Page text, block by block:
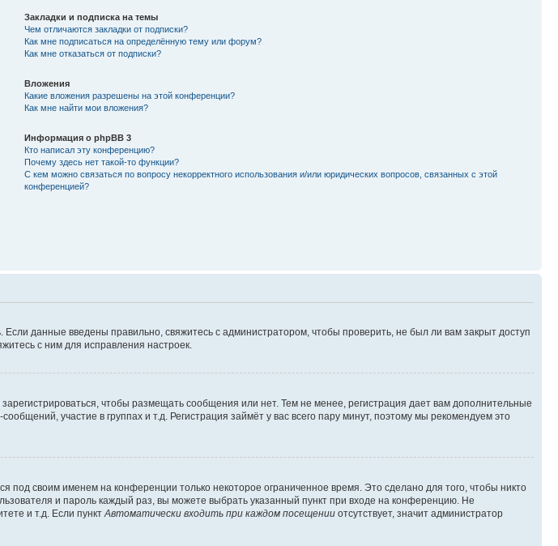
Закладки и подписка на темы
Чем отличаются закладки от подписки?
Как мне подписаться на определённую тему или форум?
Как мне отказаться от подписки?
Вложения
Какие вложения разрешены на этой конференции?
Как мне найти мои вложения?
Информация о phpBB 3
Кто написал эту конференцию?
Почему здесь нет такой-то функции?
С кем можно связаться по вопросу некорректного использования и/или юридических вопросов, связанных с этой
конференцией?
данные введены правильно, свяжитесь с администратором, чтобы проверить, не был ли вам закрыт доступ
с ним для исправления настроек.
чтобы размещать сообщения или нет. Тем не менее, регистрация дает вам дополнительные
участие в группах и т.д. Регистрация займёт у вас всего пару минут, поэтому мы рекомендуем это
под своим именем на конференции только некоторое ограниченное время. Это сделано для того, чтобы никто
и пароль каждый раз, вы можете выбрать указанный пункт при входе на конференцию. Не
и т.д. Если пункт Автоматически входить при каждом посещении отсутствует, значит администратор